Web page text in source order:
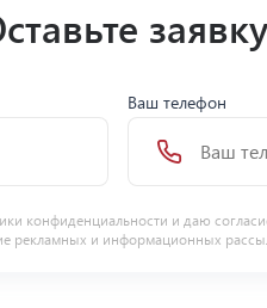
Ваш телефон
конфиденциальности и даю
рекламных и информационных